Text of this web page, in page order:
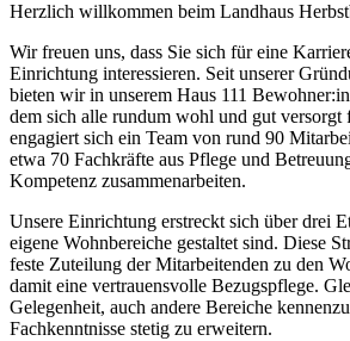
Herzlich willkommen beim Landhaus
Wir freuen uns, dass Sie sich für eine
Einrichtung interessieren. Seit unserer
bieten wir in unserem Haus 111
dem sich alle rundum wohl und gut
engagiert sich ein Team von rund 90
etwa 70 Fachkräfte aus Pflege und
Kompetenz zusammenarbeiten.
Unsere Einrichtung erstreckt sich über drei
eigene Wohnbereiche gestaltet sind. Diese
feste Zuteilung der Mitarbeitenden zu den
damit eine vertrauensvolle Bezugspflege.
Gelegenheit, auch andere Bereiche
Fachkenntnisse stetig zu erweitern.